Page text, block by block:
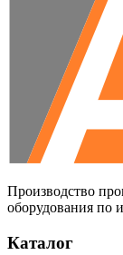
Производство
оборудования по
Каталог